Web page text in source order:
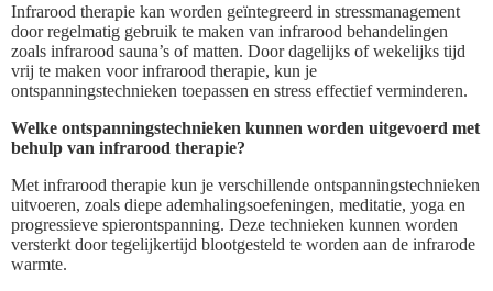
Infrarood therapie kan worden geïntegreerd in stressmanagement
door regelmatig gebruik te maken van infrarood behandelingen
zoals infrarood sauna’s of matten. Door dagelijks of wekelijks tijd
vrij te maken voor infrarood therapie, kun je
ontspanningstechnieken toepassen en stress effectief verminderen.
Welke ontspanningstechnieken kunnen worden uitgevoerd met
behulp van infrarood therapie?
Met infrarood therapie kun je verschillende ontspanningstechnieken
uitvoeren, zoals diepe ademhalingsoefeningen, meditatie, yoga en
progressieve spierontspanning. Deze technieken kunnen worden
versterkt door tegelijkertijd blootgesteld te worden aan de infrarode
warmte.